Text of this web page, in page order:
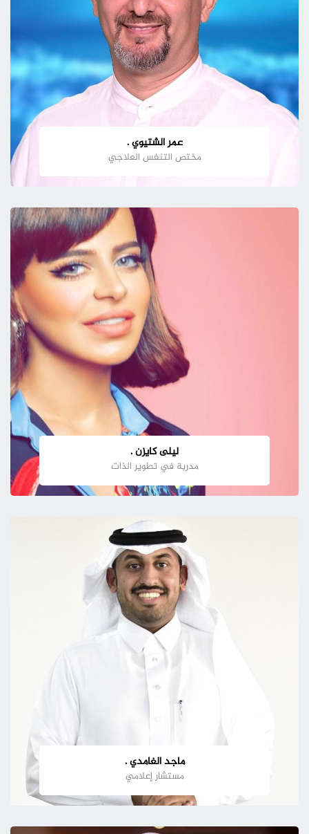
عمر الشتيوي .
مختص التنفس العلاجي
ليلى كايزن .
مدربة في تطوير الذات
ماجد الغامدي .
مستشار إعلامي